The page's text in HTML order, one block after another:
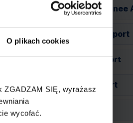
O plikach cookies
ZGADZAM SIĘ, wyrażasz
wycofać.
Montpellier Mediterranee
Nantes Atlantique Airport
Nice Cote dAzur Airport
Paryż Beauvais Airport
Paryż Orly Airport